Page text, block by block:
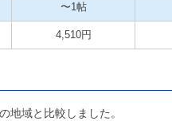
〜1帖
4,510円
地域と比較しました。